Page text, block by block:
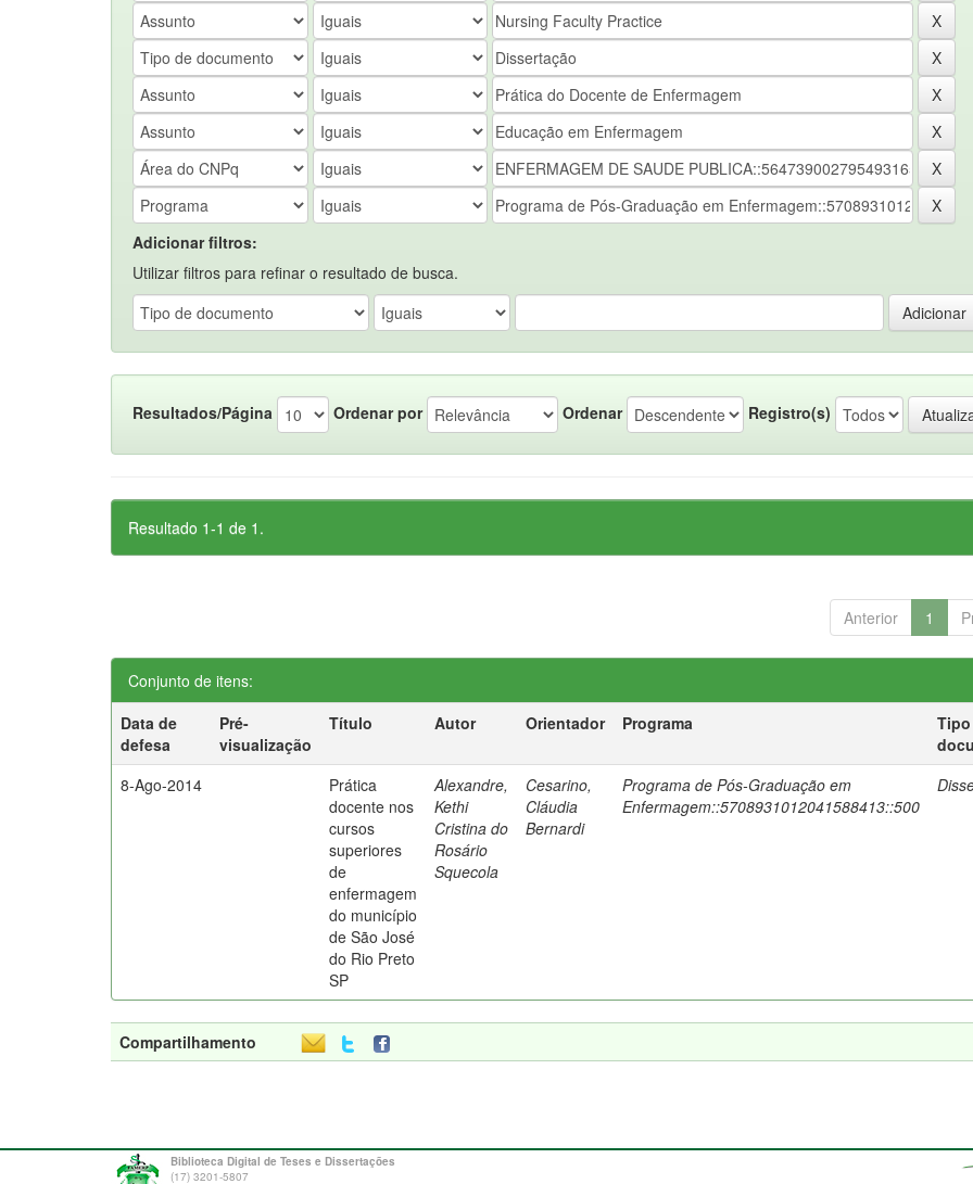
Adicionar filtros:
Utilizar filtros para refinar o resultado de busca.
Resultados/Página Ordenar por Ordenar Registro(s)
Resultado 1-1 de 1.
Anterior 1
Conjunto de itens:
Data de
defesa
Pré-
visualização
Título Autor Orientador Programa
8-Ago-2014
Prática
docente nos
cursos
superiores
de
enfermagem
do município
de São José
do Rio Preto
SP
Alexandre,
Kethi
Cristina do
Rosário
Squecola
Cesarino,
Cláudia
Bernardi
Programa de Pós-Graduação em
Enfermagem::5708931012041588413::500
Compartilhamento
Biblioteca Digital de Teses e Dissertações
(17) 3201-5807